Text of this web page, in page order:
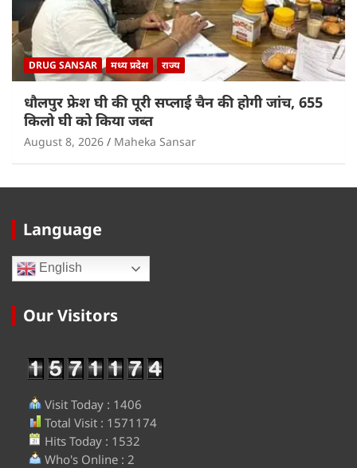
DRUG SANSAR मध्य प्रदेश राज्य
धौलपुर फ्रेश घी की पूरी सप्लाई चैन की होगी जांच, 655
किलो घी को किया जब्त
August 8, 2026 Maheka Sansar
Language
English
Our Visitors
Visit Today : 1406
Total Visit : 1571174
Hits Today : 1532
Who's Online : 2